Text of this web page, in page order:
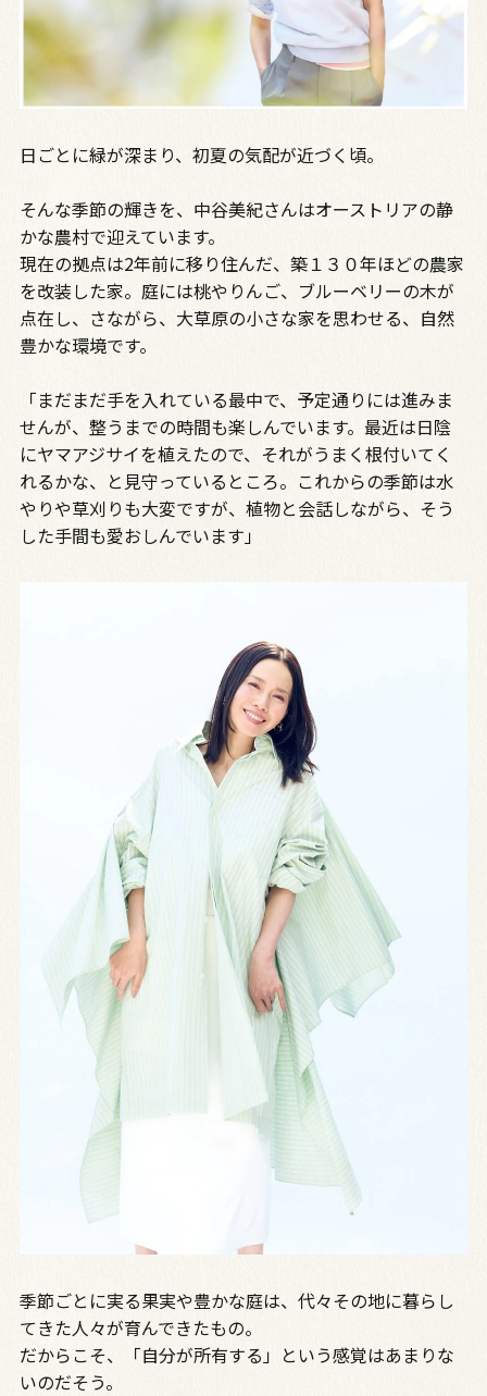
日ごとに緑が深まり、初夏の気配が近づく頃。
そんな季節の輝きを、中谷美紀さんはオーストリアの静
かな農村で迎えています。
現在の拠点は2年前に移り住んだ、築１３０年ほどの農家
を改装した家。庭には桃やりんご、ブルーベリーの木が
点在し、さながら、大草原の小さな家を思わせる、自然
豊かな環境です。
「まだまだ手を入れている最中で、予定通りには進みま
せんが、整うまでの時間も楽しんでいます。最近は日陰
にヤマアジサイを植えたので、それがうまく根付いてく
れるかな、と見守っているところ。これからの季節は水
やりや草刈りも大変ですが、植物と会話しながら、そう
した手間も愛おしんでいます」
季節ごとに実る果実や豊かな庭は、代々その地に暮らし
てきた人々が育んできたもの。
だからこそ、「自分が所有する」という感覚はあまりな
いのだそう。